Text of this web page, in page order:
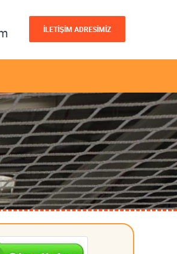
İLETİŞİM ADRESİMİZ